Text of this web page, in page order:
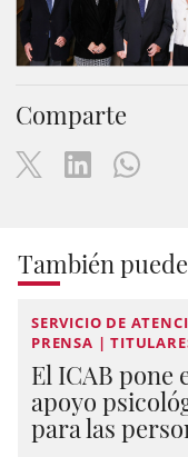
Comparte
También
SERVICIO DE
PRENSA |
El ICAB pone
apoyo
para las